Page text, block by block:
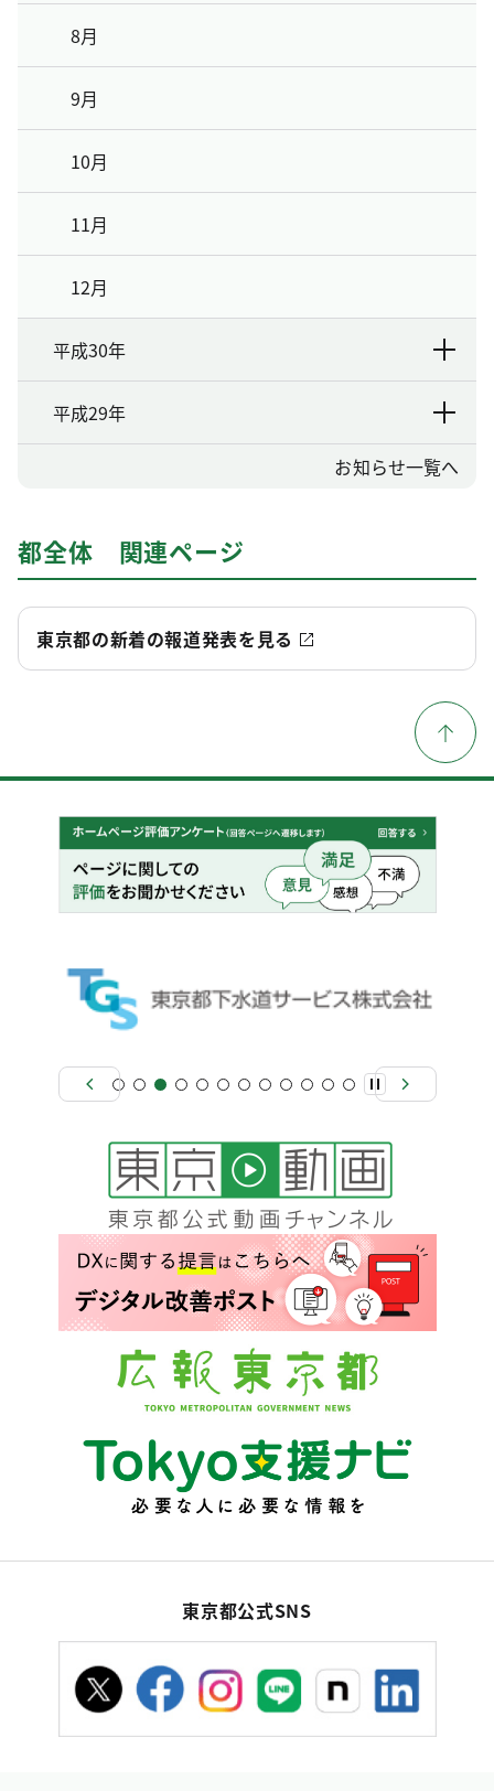
8月
9月
10月
11月
12月
平成30年
平成29年
お知らせ一覧へ
都全体 関連ページ
東京都の新着の報道発表を見る
東京都公式SNS